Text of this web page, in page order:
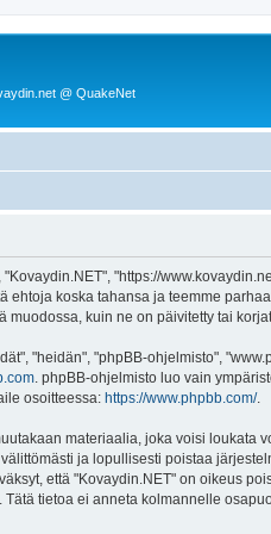
@ QuakeNet
"https://
koska tahansa ja teemme
kuin ne on päivitetty tai
"heidän", "phpBB-ohjelmisto",
. phpBB-ohjelmisto luo vain
osoitteessa: https://www.phpbb.com/.
materiaalia, joka voisi
ja lopullisesti poistaa
että "Kovaydin.NET" on oikeus
tietoa ei anneta kolmannelle